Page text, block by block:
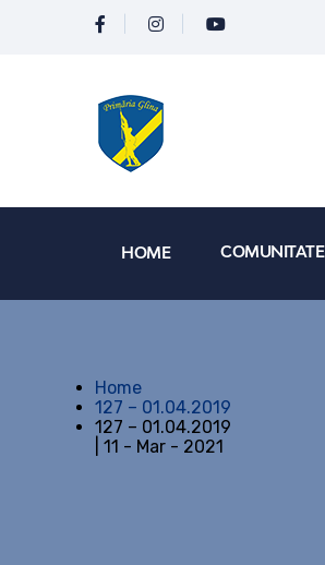
HOME COMUNITATE
Home
127 – 01.04.2019
127 – 01.04.2019
| 11 - Mar - 2021